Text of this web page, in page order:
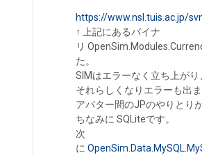
https://www.nsl.tuis.ac.jp/
↑ 上記にあるバイナ
リ
た。
SIMはエラーなく立ち上が
それらしくなりエラーも出
アバター間のJPのやりとり
ちなみに SQLiteです。
次
にO